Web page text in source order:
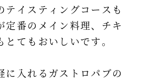
テイスティングコースも
定番のメイン料理、チキ
とてもおいしいです。
に入れるガストロパブの